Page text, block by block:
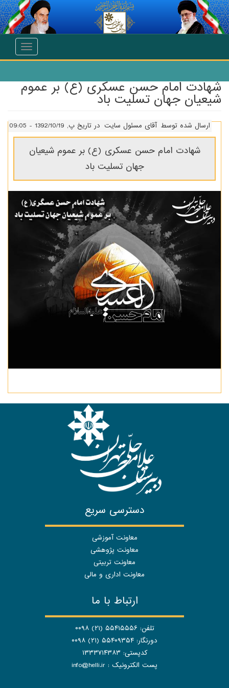
انتقال به محتوای اصلی
Toggle
شهادت امام حسن عسکری (ع) بر عموم
شیعیان جهان تسلیت باد
ارسال شده توسط آقای مسئول سایت در تاریخ پ, 1392/10/19 - 09:05
شهادت امام حسن عسکری (ع) بر عموم شیعیان
جهان تسلیت باد
دسترسی سریع
معاونت آموزشی
معاونت پژوهشی
معاونت تربیتی
معاونت اداری و مالی
ارتباط با ما
تلفن: ۵۵۴۱۵۵۵۶ (۲۱) ۰۰۹۸
دورنگار: ۵۵۴۰۹۳۵۴ (۲۱) ۰۰۹۸
کدپستی: ۱۳۳۳۷۱۴۳۸۳
پست الکترونیک : info@helli.ir